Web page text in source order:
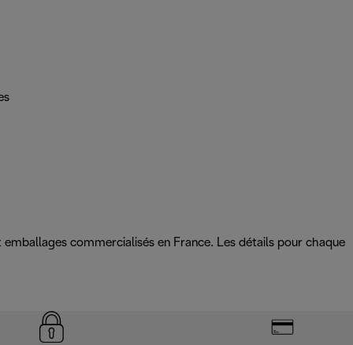
commercialisés en France. Les détails pour chaque